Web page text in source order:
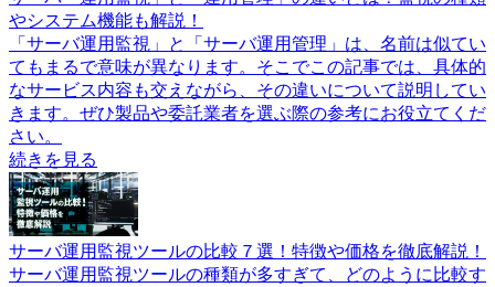
やシステム機能も解説！
「サーバ運用監視」と「サーバ運用管理」は、名前は似てい
てもまるで意味が異なります。そこでこの記事では、具体的
なサービス内容も交えながら、その違いについて説明してい
きます。ぜひ製品や委託業者を選ぶ際の参考にお役立てくだ
さい。
続きを見る
サーバ運用監視ツールの比較７選！特徴や価格を徹底解説！
サーバ運用監視ツールの種類が多すぎて、どのように比較す